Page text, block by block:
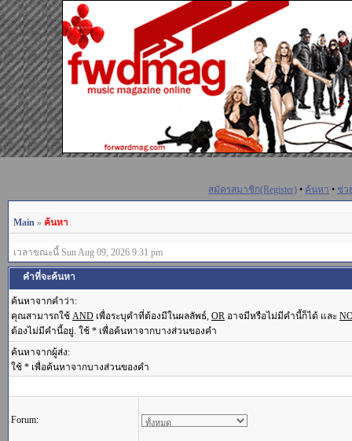
สมัครสมาชิก(Register) • ค้นหา • ช่ว
Main » ค้นหา
เวลาขณะนี้ Sun Aug 09, 2026 9:31 pm
คำที่จะค้นหา
ค้นหาจากคำว่า:
คุณสามารถใช้ AND เพื่อระบุคำที่ต้องมีในผลลัพธ์, OR อาจมีหรือไม่มีคำนี้ก็ได้ และ
ต้องไม่มีคำนี้อยู่. ใช้ * เพื่อค้นหาจากบางส่วนของคำ
ค้นหาจากผู้ส่ง:
ใช้ * เพื่อค้นหาจากบางส่วนของคำ
Forum: